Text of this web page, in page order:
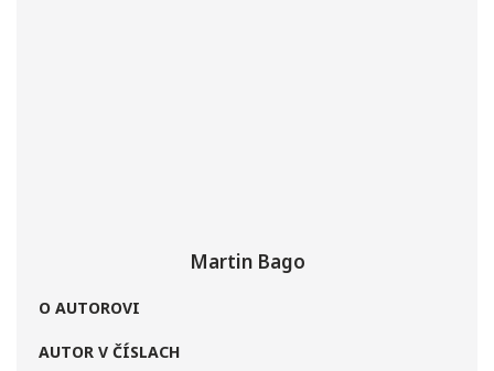
Martin Bago
O AUTOROVI
AUTOR V ČÍSLACH